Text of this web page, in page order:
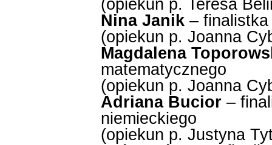
(opiekun p. Teresa
Nina Janik –
(opiekun p. Joanna
Magdalena
matematycznego
(opiekun p. Joanna
Adriana Bucior –
niemieckiego
(opiekun p. Justyna